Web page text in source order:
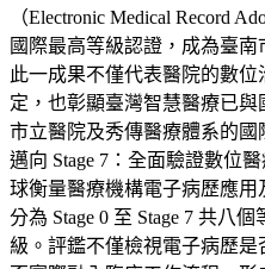
（Electronic Medical Record
國際最高等級認證，成為臺
此一成果不僅代表醫院的數
定，也彰顯臺灣智慧醫療已
市立醫院及秀傳醫療體系的國
邁向 Stage 7：全面驗證數位
球衡量醫療機構電子病歷應用
分為 Stage 0 至 Stage 7 共八
級。評鑑不僅檢視電子病歷